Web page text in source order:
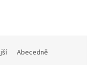
Abecedně